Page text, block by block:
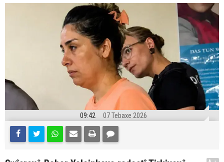
09:42 07 Tebaxe 2026